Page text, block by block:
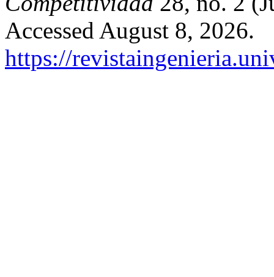
Accessed August 8, 2026.
https://